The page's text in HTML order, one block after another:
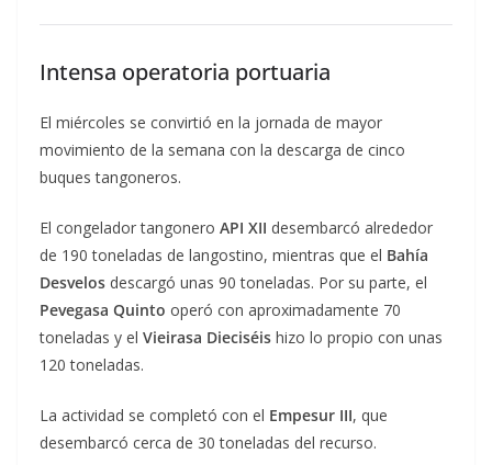
Intensa operatoria portuaria
El miércoles se convirtió en la jornada de mayor
movimiento de la semana con la descarga de cinco
buques tangoneros.
El congelador tangonero API XII desembarcó alrededor
de 190 toneladas de langostino, mientras que el Bahía
Desvelos descargó unas 90 toneladas. Por su parte, el
Pevegasa Quinto operó con aproximadamente 70
toneladas y el Vieirasa Dieciséis hizo lo propio con unas
120 toneladas.
La actividad se completó con el Empesur III, que
desembarcó cerca de 30 toneladas del recurso.